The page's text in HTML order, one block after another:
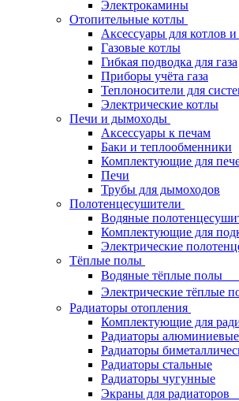
Электрокамины
Отопительные котлы
Аксессуары для котлов
Газовые котлы
Гибкая подводка для газа
Приборы учёта газа
Теплоносители для
Электрические котлы
Печи и дымоходы
Аксессуары к печам
Баки и теплообменники
Комплектующие для
Печи
Трубы для дымоходов
Полотенцесушители
Водяные
Комплектующие для
Электрические
Тёплые полы
Водяные тёплые полы
Электрические тёплые
Радиаторы отопления
Комплектующие для
Радиаторы алюминиевые
Радиаторы
Радиаторы стальные
Радиаторы чугунные
Экраны для радиаторов